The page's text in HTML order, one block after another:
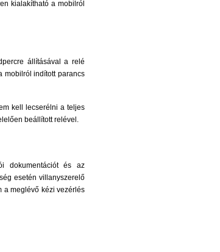
kialakítható a mobilról
állításával a relé
mobilról indított parancs
kell lecserélni a teljes
beállított relével.
dokumentációt és az
esetén villanyszerelő
a meglévő kézi vezérlés